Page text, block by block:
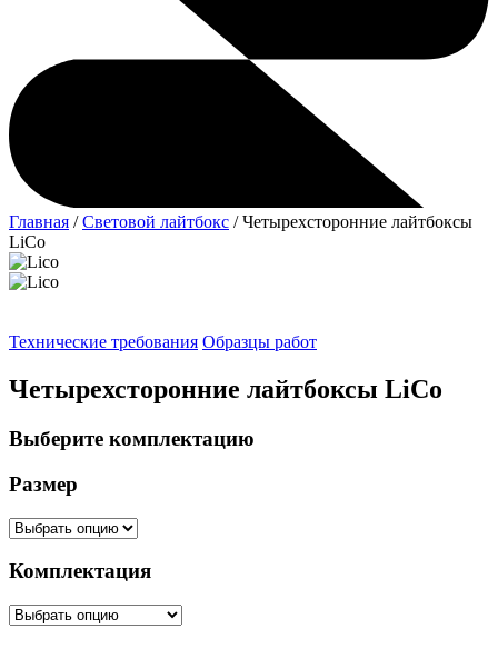
Главная /Световой лайтбокс / Четырехсторонние лайтбоксы
LiCo
Технические требования Образцы работ
Четырехсторонние лайтбоксы LiCo
Выберите комплектацию
Размер
Комплектация